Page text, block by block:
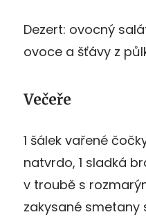
Dezert: ovocný
ovoce a šťávy z
Večeře
1 šálek vařené
natvrdo, 1 sladká
v troubě s
zakysané smetany